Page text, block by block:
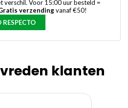
verschil. Voor 15:00 uur besteld =
verzendingvanaf €50!
klanten